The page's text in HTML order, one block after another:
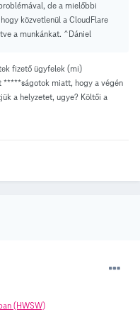
de a mielőbbi
közvetlenül a CloudFlare
a munkánkat. ^Dániel
fizető ügyfelek (mi)
*****ságotok miatt, hogy a végén
a helyzetet, ugye? Költői a
(HWSW)